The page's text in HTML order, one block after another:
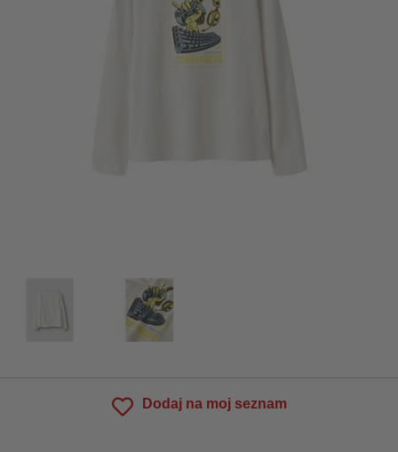
Dodaj na moj seznam